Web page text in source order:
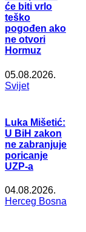
će biti vrlo
teško
pogođen ako
ne otvori
Hormuz
05.08.2026.
Svijet
Luka Mišetić:
U BiH zakon
ne zabranjuje
poricanje
UZP-a
04.08.2026.
Herceg Bosna